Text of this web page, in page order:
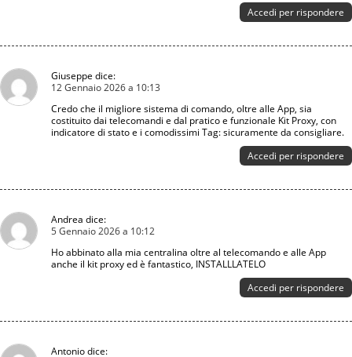
Accedi per rispondere
Giuseppe dice:
12 Gennaio 2026 a 10:13
Credo che il migliore sistema di comando, oltre alle App, sia
costituito dai telecomandi e dal pratico e funzionale Kit Proxy, con
indicatore di stato e i comodissimi Tag: sicuramente da consigliare.
Accedi per rispondere
Andrea dice:
5 Gennaio 2026 a 10:12
Ho abbinato alla mia centralina oltre al telecomando e alle App
anche il kit proxy ed è fantastico, INSTALLLATELO
Accedi per rispondere
Antoniodice: